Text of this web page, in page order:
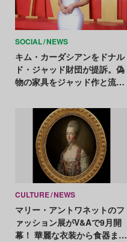
SOCIAL NEWS
キム・カーダシアンをドナル
ド・ジャッド財団が提訴。偽
物の家具をジャッド作と流
CULTURE NEWS
マリー・アントワネットのフ
ァッション展がV&Aで9月開
幕！ 華麗な衣装から食器まで